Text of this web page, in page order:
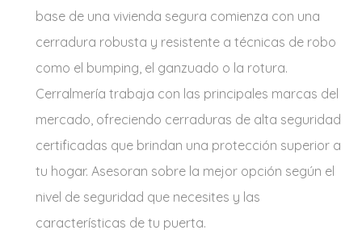
base de una vivienda segura comienza con una
cerradura robusta y resistente a técnicas de robo
como el bumping, el ganzuado o la rotura.
Cerralmería trabaja con las principales marcas del
mercado, ofreciendo cerraduras de alta seguridad
certificadas que brindan una protección superior a
tu hogar. Asesoran sobre la mejor opción según el
nivel de seguridad que necesites y las
características de tu puerta.